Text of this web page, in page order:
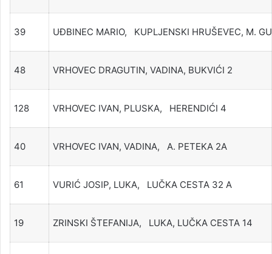
39 UĐBINEC MARIO, KUPLJENSKI HRUŠEVEC, M.
48 VRHOVEC DRAGUTIN, VADINA, BUKVIĆI 2
128 VRHOVEC IVAN, PLUSKA, HERENDIĆI 4
40 VRHOVEC IVAN, VADINA, A. PETEKA 2A
61 VURIĆ JOSIP, LUKA, LUČKA CESTA 32 A
19 ZRINSKI ŠTEFANIJA, LUKA, LUČKA CESTA 14